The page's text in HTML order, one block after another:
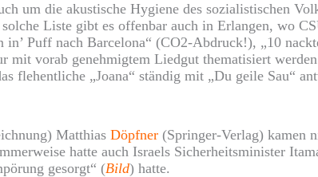
um die akustische Hygiene des sozialistischen
Liste gibt es offenbar auch in Erlangen, wo
Puff nach Barcelona“ (CO2-Abdruck!), „10
vorab genehmigtem Liedgut thematisiert
flehentliche „Joana“ ständig mit „Du geile Sau“
Matthias Döpfner (Springer-Verlag) kamen
hatte auch Israels Sicherheitsminister
gesorgt“ (Bild) hatte.